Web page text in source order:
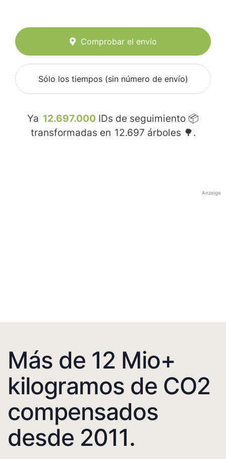
Comprobar el envío
Sólo los tiempos (sin número de envío)
Ya 12.697.000 IDs de seguimiento 📦
transformadas en 12.697 árboles 🌳.
Anzeige
Más de 12 Mio+
kilogramos de CO2
compensados
desde 2011.